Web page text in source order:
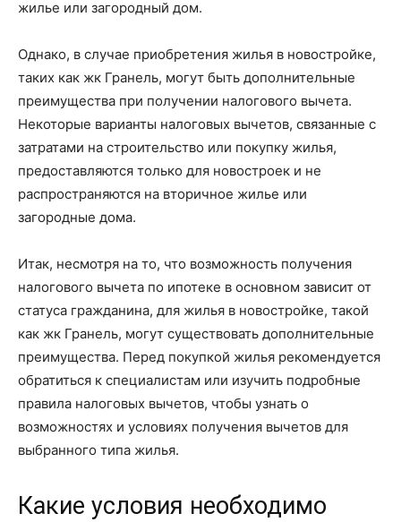
жилье или загородный дом.
Однако, в случае приобретения жилья в новостройке,
таких как жк Гранель, могут быть дополнительные
преимущества при получении налогового вычета.
Некоторые варианты налоговых вычетов, связанные с
затратами на строительство или покупку жилья,
предоставляются только для новостроек и не
распространяются на вторичное жилье или
загородные дома.
Итак, несмотря на то, что возможность получения
налогового вычета по ипотеке в основном зависит от
статуса гражданина, для жилья в новостройке, такой
как жк Гранель, могут существовать дополнительные
преимущества. Перед покупкой жилья рекомендуется
обратиться к специалистам или изучить подробные
правила налоговых вычетов, чтобы узнать о
возможностях и условиях получения вычетов для
выбранного типа жилья.
Какие условия необходимо